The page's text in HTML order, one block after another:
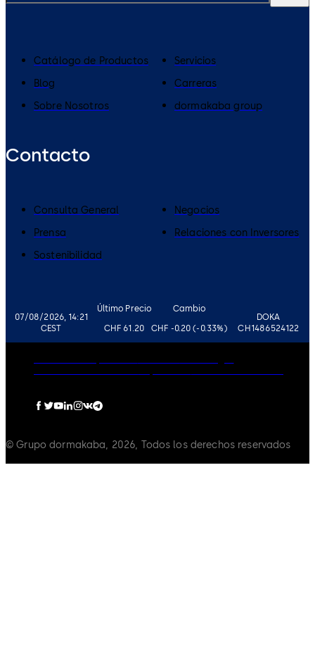
07/08/2026, 14:21
CEST
Último Precio
CHF 61.20
Cambio
CHF -0.20 (-0.33%)
DOKA
CH1486524122
Catálogo de Productos
Servicios
Blog
Carreras
Sobre Nosotros
dormakaba group
Contacto
Consulta General
Negocios
Prensa
Relaciones con Inversores
Sostenibilidad
© Grupo dormakaba, 2026, Todos los derechos reservados